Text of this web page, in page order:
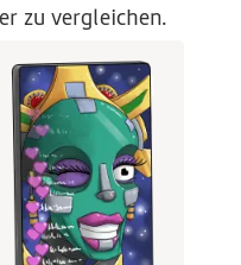
zu vergleichen.